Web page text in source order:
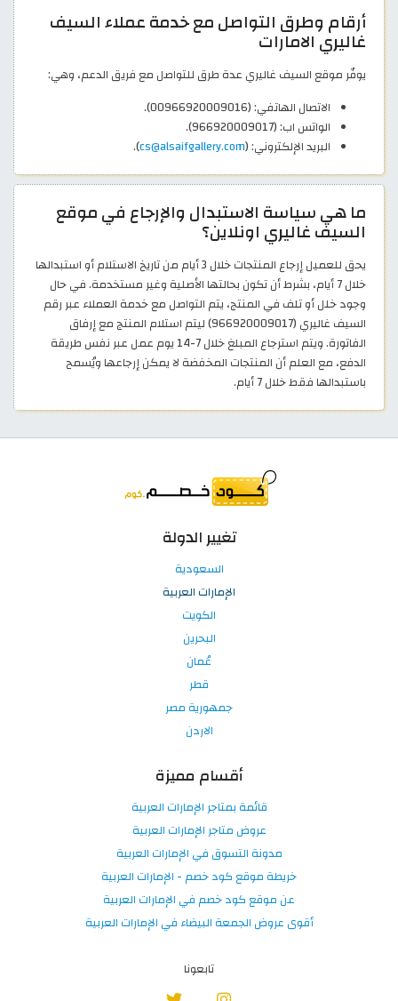
أرقام وطرق التواصل مع خدمة عملاء السيف
غاليري الامارات
يوفّر موقع السيف غاليري عدة طرق للتواصل مع فريق الدعم، وهي:
الاتصال الهاتفي: (00966920009016).
الواتس اب: (966920009017).
البريد الإلكتروني: (cs@alsaifgallery.com
).
ما هي سياسة الاستبدال والإرجاع في موقع
السيف غاليري اونلاين؟
يحق للعميل إرجاع المنتجات خلال 3 أيام من تاريخ الاستلام أو استبدالها
خلال 7 أيام، بشرط أن تكون بحالتها الأصلية وغير مستخدمة. في حال
وجود خلل أو تلف في المنتج، يتم التواصل مع خدمة العملاء عبر رقم
السيف غاليري (966920009017) ليتم استلام المنتج مع إرفاق
الفاتورة. ويتم استرجاع المبلغ خلال 7-14 يوم عمل عبر نفس طريقة
الدفع، مع العلم أن المنتجات المخفضة لا يمكن إرجاعها ويُسمح
باستبدالها فقط خلال 7 أيام.
تغيير الدولة
السعودية
الإمارات العربية
الكويت
البحرين
عُمان
قطر
جمهورية مصر
الاردن
أقسام مميزة
قائمة بمتاجر الإمارات العربية
عروض متاجر الإمارات العربية
مدونة التسوق في الإمارات العربية
خريطة موقع كود خصم - الإمارات العربية
عن موقع كود خصم في الإمارات العربية
أقوى عروض الجمعة البيضاء في الإمارات العربية
تابعونا